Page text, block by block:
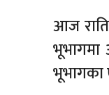
आज
भूभागका